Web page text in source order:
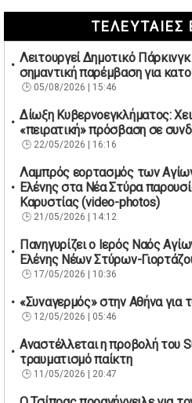
ΤΕΛΕΥΤΑΙΕΣ
Λειτουργεί Δημοτικό
σημαντική παρέμβαση για
05/08/2026 | 15:46
Δίωξη Κυβερνοεγκλήματος:
«πειρατική» πρόσβαση σε
22/05/2026 | 16:16
Λαμπρός εορτασμός των
Ελένης στα Νέα Στύρα
Καρυστίας (video-photos)
21/05/2026 | 14:12
Πανηγυρίζει ο Ιερός Ναός
Ελένης Νέων Στύρων-
17/05/2026 | 10:36
«Συναγερμός» στην Αθήνα για
12/05/2026 | 05:46
Αναστέλλεται η προβολή του
τραυματισμό παίκτη
11/05/2026 | 20:47